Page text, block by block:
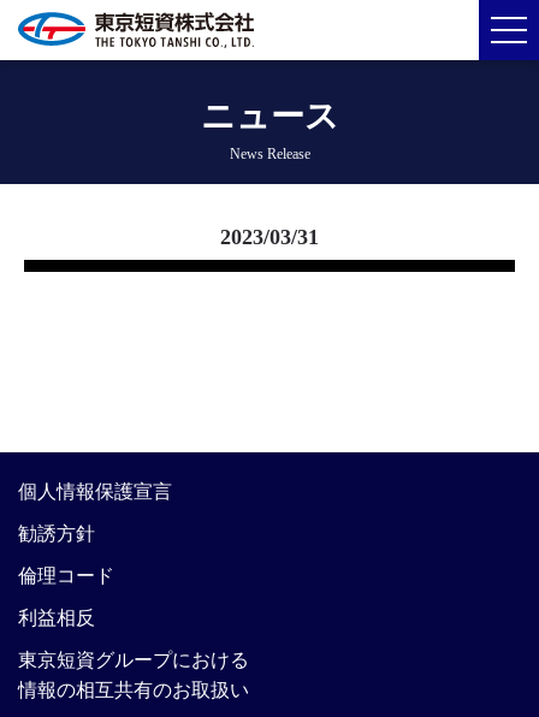
ニュース
News Release
2023/03/31
個人情報保護宣言
勧誘方針
倫理コード
利益相反
東京短資グループにおける
情報の相互共有のお取扱い